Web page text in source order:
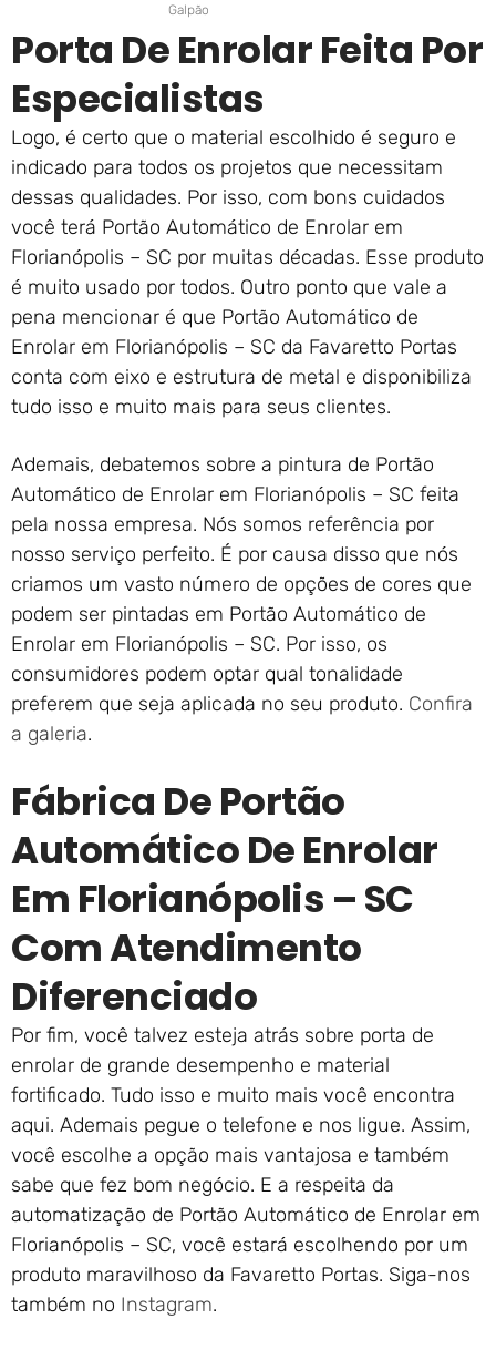
Galpão
Porta De Enrolar Feita Por
Especialistas
Logo, é certo que o material escolhido é seguro e
indicado para todos os projetos que necessitam
dessas qualidades. Por isso, com bons cuidados
você terá Portão Automático de Enrolar em
Florianópolis – SC por muitas décadas. Esse produto
é muito usado por todos. Outro ponto que vale a
pena mencionar é que Portão Automático de
Enrolar em Florianópolis – SC da Favaretto Portas
conta com eixo e estrutura de metal e disponibiliza
tudo isso e muito mais para seus clientes.
Ademais, debatemos sobre a pintura de Portão
Automático de Enrolar em Florianópolis – SC feita
pela nossa empresa. Nós somos referência por
nosso serviço perfeito. É por causa disso que nós
criamos um vasto número de opções de cores que
podem ser pintadas em Portão Automático de
Enrolar em Florianópolis – SC. Por isso, os
consumidores podem optar qual tonalidade
preferem que seja aplicada no seu produto. Confira
a galeria.
Fábrica De Portão
Automático De Enrolar
Em Florianópolis – SC
Com Atendimento
Diferenciado
Por fim, você talvez esteja atrás sobre porta de
enrolar de grande desempenho e material
fortificado. Tudo isso e muito mais você encontra
aqui. Ademais pegue o telefone e nos ligue. Assim,
você escolhe a opção mais vantajosa e também
sabe que fez bom negócio. E a respeita da
automatização de Portão Automático de Enrolar em
Florianópolis – SC, você estará escolhendo por um
produto maravilhoso da Favaretto Portas. Siga-nos
também no Instagram.